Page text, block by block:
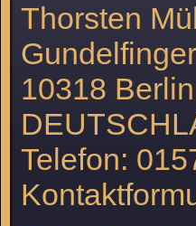
Thorsten
10318 Berlin
Telefon: